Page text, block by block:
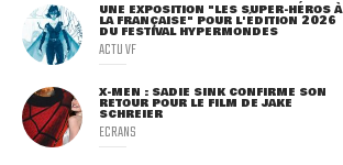
UNE EXPOSITION "LES SUPER-HÉROS À
LA FRANÇAISE" POUR L'ÉDITION 2026
DU FESTIVAL HYPERMONDES
ACTU VF
X-MEN : SADIE SINK CONFIRME SON
RETOUR POUR LE FILM DE JAKE
SCHREIER
ECRANS